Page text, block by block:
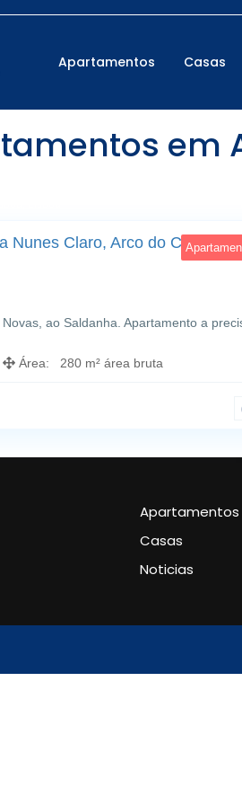
Apartamentos Casas
em
Nunes Claro, Arco do Cego,
ao Saldanha. Apartamento a
Área: 280 m² área bruta
Apartamentos
Casas
Noticias